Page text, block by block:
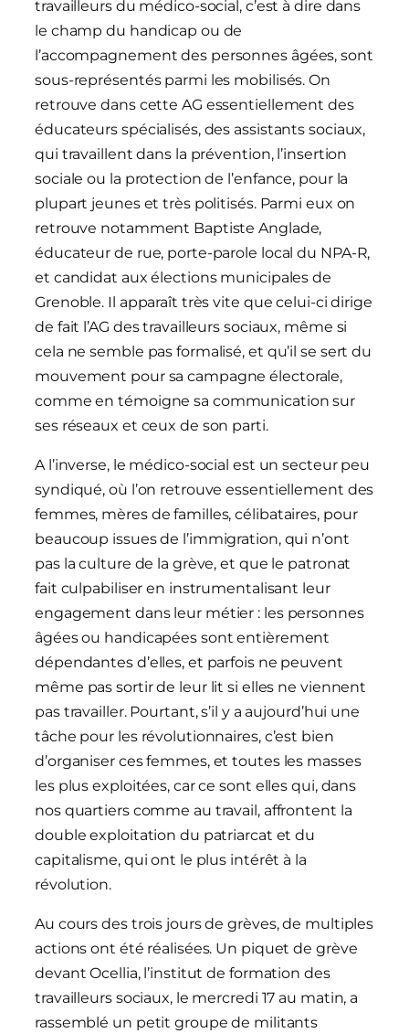
travailleurs du médico-social, c’est à dire dans
le champ du handicap ou de
l’accompagnement des personnes âgées, sont
sous-représentés parmi les mobilisés. On
retrouve dans cette AG essentiellement des
éducateurs spécialisés, des assistants sociaux,
qui travaillent dans la prévention, l’insertion
sociale ou la protection de l’enfance, pour la
plupart jeunes et très politisés. Parmi eux on
retrouve notamment Baptiste Anglade,
éducateur de rue, porte-parole local du NPA-R,
et candidat aux élections municipales de
Grenoble. Il apparaît très vite que celui-ci dirige
de fait l’AG des travailleurs sociaux, même si
cela ne semble pas formalisé, et qu’il se sert du
mouvement pour sa campagne électorale,
comme en témoigne sa communication sur
ses réseaux et ceux de son parti.
A l’inverse, le médico-social est un secteur peu
syndiqué, où l’on retrouve essentiellement des
femmes, mères de familles, célibataires, pour
beaucoup issues de l’immigration, qui n’ont
pas la culture de la grève, et que le patronat
fait culpabiliser en instrumentalisant leur
engagement dans leur métier : les personnes
âgées ou handicapées sont entièrement
dépendantes d’elles, et parfois ne peuvent
même pas sortir de leur lit si elles ne viennent
pas travailler. Pourtant, s’il y a aujourd’hui une
tâche pour les révolutionnaires, c’est bien
d’organiser ces femmes, et toutes les masses
les plus exploitées, car ce sont elles qui, dans
nos quartiers comme au travail, affrontent la
double exploitation du patriarcat et du
capitalisme, qui ont le plus intérêt à la
révolution.
Au cours des trois jours de grèves, de multiples
actions ont été réalisées. Un piquet de grève
devant Ocellia, l’institut de formation des
travailleurs sociaux, le mercredi 17 au matin, a
rassemblé un petit groupe de militants